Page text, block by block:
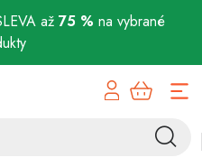
až 75 % na vybrané